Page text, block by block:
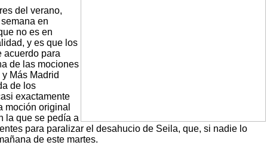
del verano,
en
no es en
y es que los
acuerdo para
de las mociones
Más Madrid
de los
exactamente
moción original
la que se pedía a
para paralizar el desahucio de Seila, que, si nadie lo
de este martes.